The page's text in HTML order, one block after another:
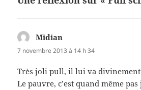
k
Midian
7 novembre 2013 à 14 h 34
Très joli pull, il lui va
Le pauvre, c’est quand même